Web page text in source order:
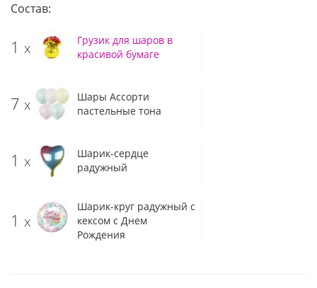
Состав:
1 x
Грузик для шаров в
красивой бумаге
7 x
Шары Ассорти
пастельные тона
1 x
Шарик-сердце
радужный
1 x
Шарик-круг радужный с
кексом с Днем
Рождения